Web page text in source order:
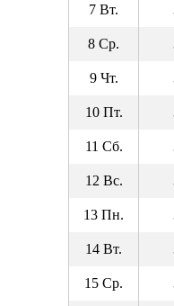
7 Вт.
8 Ср.
9 Чт.
10 Пт.
11 Сб.
12 Вс.
13 Пн.
14 Вт.
15 Ср.